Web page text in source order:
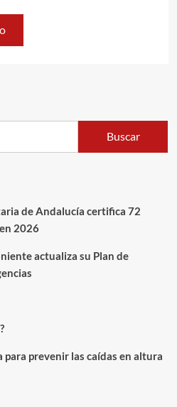
Buscar
de Andalucía certifica 72
2026
actualiza su Plan de
para prevenir las caídas en altura